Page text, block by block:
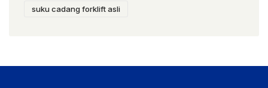
suku cadang forklift asli